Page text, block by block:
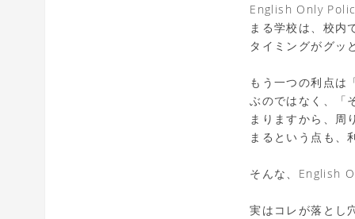
English Only
まる学校は、校内
タイミングがグッ
もう一つの利点は
ぶのではなく、「
まりますから、周
まるという点も、
そんな、English
実はコレが落とし